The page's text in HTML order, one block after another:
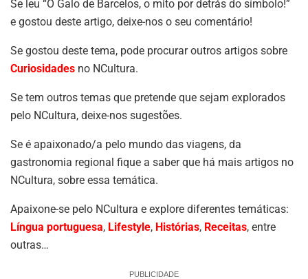
Se leu “O Galo de Barcelos, o mito por detrás do símbolo!”
e gostou deste artigo, deixe-nos o seu comentário!
Se gostou deste tema, pode procurar outros artigos sobre
Curiosidades no NCultura.
Se tem outros temas que pretende que sejam explorados
pelo NCultura, deixe-nos sugestões.
Se é apaixonado/a pelo mundo das viagens, da
gastronomia regional fique a saber que há mais artigos no
NCultura, sobre essa temática.
Apaixone-se pelo NCultura e explore diferentes temáticas:
Língua portuguesa, Lifestyle, Histórias, Receitas, entre
outras…
PUBLICIDADE